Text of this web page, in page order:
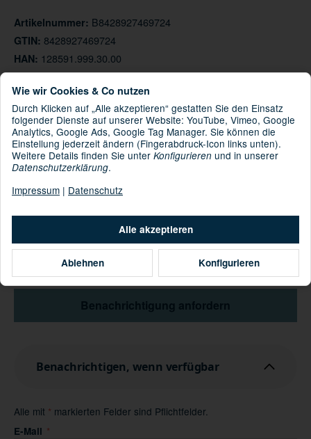
Artikelnummer: B8428927469724
GTIN: 8428927469724
HAN: 128591.999.30.00
Kategorie:BUFF® Booney Hat
Material: Obere Krone: 100% Nylon [recycelt], unterer Riemen:
100% Nylon [recycelt], oberer Riemen: 100% Polyester
[recycelt], Krempe: 100% Nylon [recycelt], Schweißband innen:
Hersteller/EU Verantwortliche Person
Artikel zurzeit vergriffen
Momentan nicht verfügbar
Benachrichtigen, wenn verfügbar
Benachrichtigen, wenn verfügbar
Alle mit * markierten Felder sind Pflichtfelder.
E-Mail
Alle akzeptieren
Ablehnen Konfigurieren
Wie wir Cookies & Co nutzen
Durch Klicken auf „Alle akzeptieren“ gestatten Sie den Einsatz
folgender Dienste auf unserer Website: YouTube, Vimeo, Google
Analytics, Google Ads, Google Tag Manager. Sie können die
Einstellung jederzeit ändern (Fingerabdruck-Icon links unten).
Weitere Details finden Sie unter Konfigurieren und in unserer
Datenschutzerklärung.
Impressum | Datenschutz